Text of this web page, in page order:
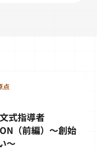
点
式指導者
（前編）～創始
～